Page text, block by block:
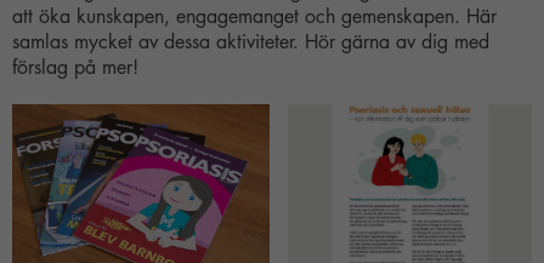
att öka kunskapen, engagemanget och gemenskapen. Här
samlas mycket av dessa aktiviteter. Hör gärna av dig med
förslag på mer!